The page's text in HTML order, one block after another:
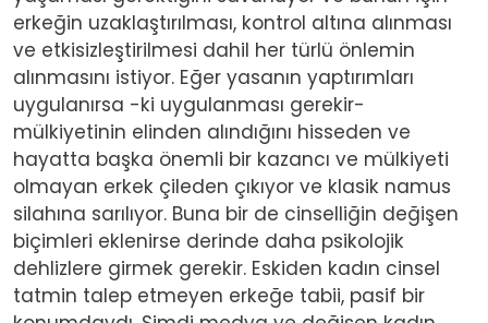
erkeğin uzaklaştırılması, kontrol altına alınması
ve etkisizleştirilmesi dahil her türlü önlemin
alınmasını istiyor. Eğer yasanın yaptırımları
uygulanırsa -ki uygulanması gerekir-
mülkiyetinin elinden alındığını hisseden ve
hayatta başka önemli bir kazancı ve mülkiyeti
olmayan erkek çileden çıkıyor ve klasik namus
silahına sarılıyor. Buna bir de cinselliğin değişen
biçimleri eklenirse derinde daha psikolojik
dehlizlere girmek gerekir. Eskiden kadın cinsel
tatmin talep etmeyen erkeğe tabii, pasif bir